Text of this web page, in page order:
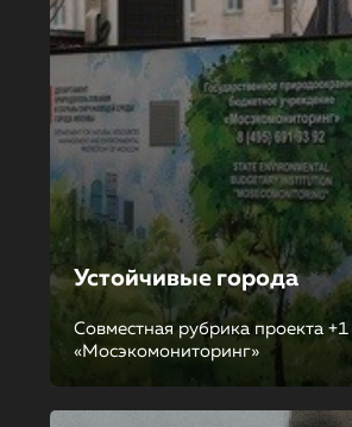
Устойчивые города
Совместная рубрика проекта
«Мосэкомониторинг»